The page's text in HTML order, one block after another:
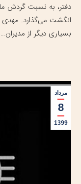
انگشت می‌گذارد. مهدی
بسیاری دیگر از مدیران…
مرداد
8
1399